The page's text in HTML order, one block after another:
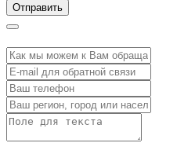
Отправить